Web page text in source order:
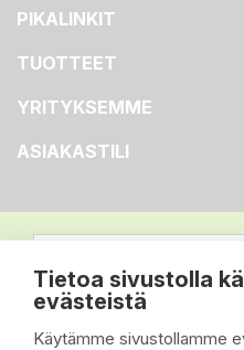
Tietoa sivustolla
evästeistä
Käytämme sivustollamme
PIKALINKIT
TUOTTEET
YRITYKSEMME
ASIAKASTILI